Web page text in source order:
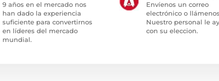
9 años en el mercado nos
han dado la experiencia
suficiente para convertirnos
en líderes del mercado
mundial.
Envíenos un correo
electrónico o
Nuestro personal le
con su eleccion.